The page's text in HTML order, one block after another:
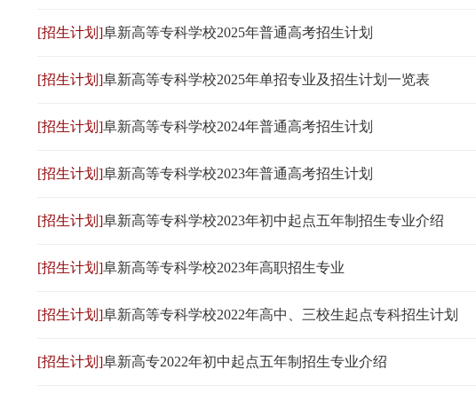
[招生计划]阜新高等专科学校2025年普通高考招生计划
[招生计划]阜新高等专科学校2025年单招专业及招生计划一览表
[招生计划]阜新高等专科学校2024年普通高考招生计划
[招生计划]阜新高等专科学校2023年普通高考招生计划
[招生计划]阜新高等专科学校2023年初中起点五年制招生专业介绍
[招生计划]阜新高等专科学校2023年高职招生专业
[招生计划]阜新高等专科学校2022年高中、三校生起点专科招生计划
[招生计划]阜新高专2022年初中起点五年制招生专业介绍